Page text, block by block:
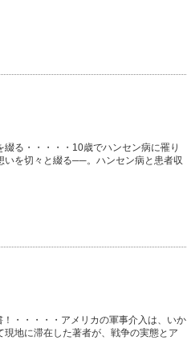
る・・・・・10歳でハンセン病に罹り
いを切々と綴る──。ハンセン病と患者収
・・・・・アメリカの軍事介入は、いか
地に滞在した著者が、戦争の実態とア